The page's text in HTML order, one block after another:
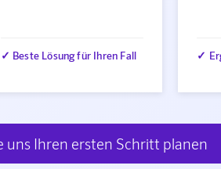
✓ Beste Lösung für Ihren Fall ✓
uns Ihren ersten Schritt planen